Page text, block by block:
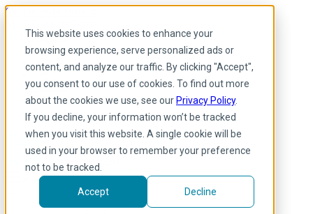
This website uses cookies to enhance your
browsing experience, serve personalized ads or
content, and analyze our traffic. By clicking "Accept",
you consent to our use of cookies. To find out more
about the cookies we use, see our Privacy Policy.
If you decline, your information won’t be tracked
when you visit this website. A single cookie will be
used in your browser to remember your preference
not to be tracked.
Accept Decline
Skip to main content
Portuguese
Arabic
Inglês
Francês
Portuguese
Spanish